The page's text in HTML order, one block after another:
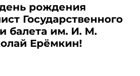
рождения
Государственного
балета им. И. М.
Ерёмкин!